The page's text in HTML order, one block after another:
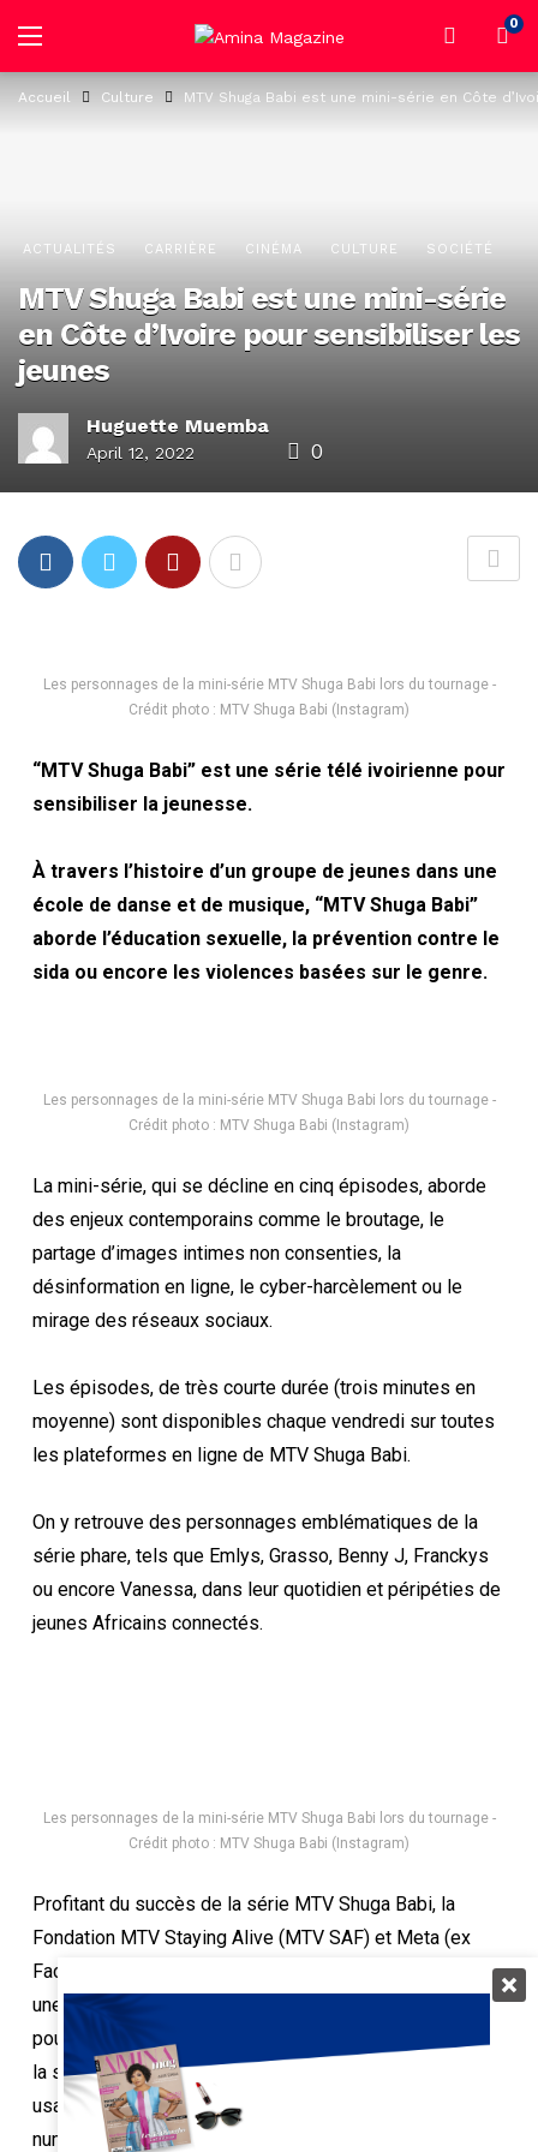
0
Accueil Culture MTV Shuga Babi est une mini-série en Côte
ACTUALITÉS CARRIÈRE CINÉMA CULTURE SOCIÉTÉ
MTV Shuga Babi est une mini-série
en Côte d’Ivoire pour sensibiliser les
jeunes
Huguette Muemba
April 12, 2022 0
Les personnages de la mini-série MTV Shuga Babi lors du tournage -
Crédit photo : MTV Shuga Babi (Instagram)
“MTV Shuga Babi” est une série télé ivoirienne pour
sensibiliser la jeunesse.
À travers l’histoire d’un groupe de jeunes dans une
école de danse et de musique, “MTV Shuga Babi”
aborde l’éducation sexuelle, la prévention contre le
sida ou encore les violences basées sur le genre.
Les personnages de la mini-série MTV Shuga Babi lors du tournage -
Crédit photo : MTV Shuga Babi (Instagram)
La mini-série, qui se décline en cinq épisodes, aborde
des enjeux contemporains comme le broutage, le
partage d’images intimes non consenties, la
désinformation en ligne, le cyber-harcèlement ou le
mirage des réseaux sociaux.
Les épisodes, de très courte durée (trois minutes en
moyenne) sont disponibles chaque vendredi sur toutes
les plateformes en ligne de MTV Shuga Babi.
On y retrouve des personnages emblématiques de la
série phare, tels que Emlys, Grasso, Benny J, Franckys
ou encore Vanessa, dans leur quotidien et péripéties de
jeunes Africains connectés.
Les personnages de la mini-série MTV Shuga Babi lors du tournage -
Crédit photo : MTV Shuga Babi (Instagram)
Profitant du succès de la série MTV Shuga Babi, la
Fondation MTV Staying Alive (MTV SAF) et Meta (ex
Facebook) se sont associés depuis le le 8 février 2022,
une date de lancement qui célèbre la Journée mondiale
pour un Internet plus sûr. Elle a pour but de promouvoir
la sécurité en ligne, et d’inspirer une réflexion sur un
usage responsable, respectueux, critique et positif du
numérique.pour lancer une mini web-série en Côte